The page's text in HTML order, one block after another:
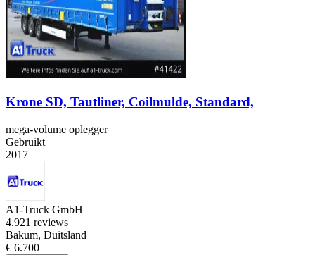
Krone SD, Tautliner, Coilmulde, Standard,
mega-volume oplegger
Gebruikt
2017
A1-Truck GmbH
4.921 reviews
Bakum, Duitsland
€ 6.700